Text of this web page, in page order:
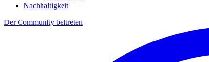
Nachhaltigkeit
Der Community beitreten